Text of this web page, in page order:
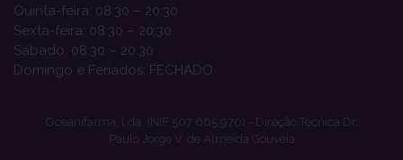
Quinta-feira: 08:30 – 20:30
Sexta-feira: 08:30 – 20:30
Sábado: 08:30 – 20:30
Domingo e Feriados: FECHADO
Oceanifarma, Lda. (NIF 507 665 970) - Direção Técnica Dr.
Paulo Jorge V. de Almeida Gouveia